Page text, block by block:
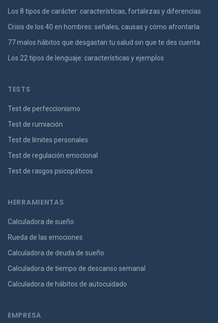
Los 8 tipos de carácter: características, fortalezas y diferencias
Crisis de los 40 en hombres: señales, causas y cómo afrontarla
77 malos hábitos que desgastan tu salud sin que te des cuenta
Los 22 tipos de lenguaje: características y ejemplos
TESTS
Test de perfeccionismo
Test de rumiación
Test de límites personales
Test de regulación emocional
Test de rasgos psicopáticos
HERRAMIENTAS
Calculadora de sueño
Rueda de las emociones
Calculadora de deuda de sueño
Calculadora de tiempo de descanso semanal
Calculadora de hábitos de autocuidado
EMPRESA